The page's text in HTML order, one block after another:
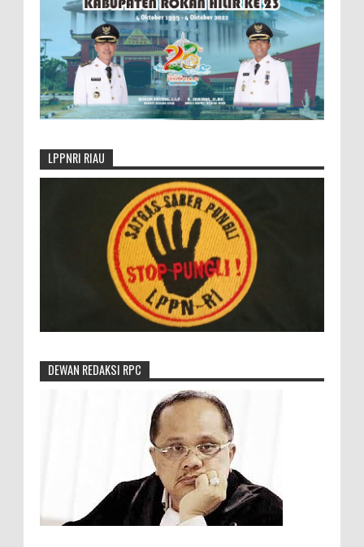
LPPNRI RIAU
DEWAN REDAKSI RPC